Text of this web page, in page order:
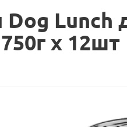
Dog Lunch
х 12шт